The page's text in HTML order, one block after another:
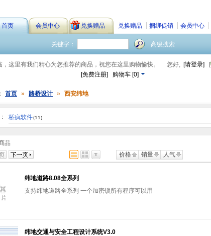
首页 会员中心 兑换赠品 兑换赠品 捆绑促销 会员中心
关键字： 高级搜索
，这里有我们精心为您推荐的商品，祝您在这里购物愉快。 您好, [请登录] [
[免费注册]
购物车[0]
首页 » 路桥设计 » 西安纬地
桥疯软件(11)
品
价格 销量 人气
纬地道路8.08全系列
支持纬地道路全系列 一个加密锁所有程序可以用
纬地交通与安全工程设计系统V3.0